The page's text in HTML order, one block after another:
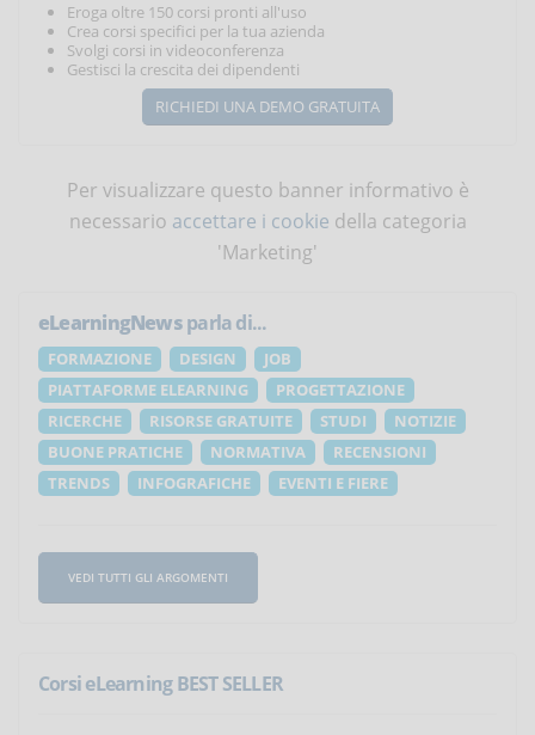
Eroga oltre 150 corsi pronti all'uso
Crea corsi specifici per la tua azienda
Svolgi corsi in videoconferenza
Gestisci la crescita dei dipendenti
RICHIEDI UNA DEMO GRATUITA
Per visualizzare questo banner informativo è
necessario accettare i cookie della categoria
'Marketing'
eLearningNewsparla di...
FORMAZIONE DESIGN
JOB
PIATTAFORME ELEARNING
PROGETTAZIONE
RICERCHE
RISORSE GRATUITE STUDI
NOTIZIE
BUONE PRATICHE
NORMATIVA
RECENSIONI
TRENDS
INFOGRAFICHE EVENTI E FIERE
VEDI TUTTI GLI ARGOMENTI
Corsi eLearning BEST SELLER